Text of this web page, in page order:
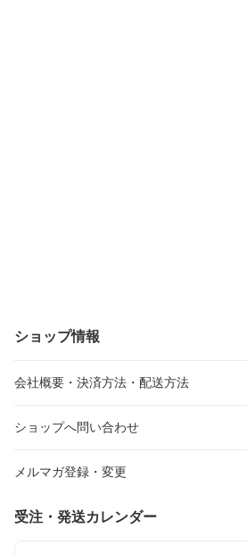
ショップ情報
会社概要・決済方法・配送方法
ショップへ問い合わせ
メルマガ登録・変更
受注・発送カレンダー